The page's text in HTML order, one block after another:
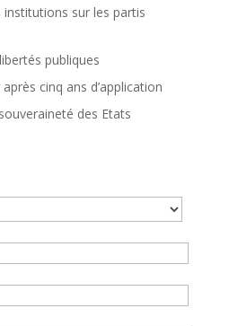
institutions sur les partis
publiques
cinq ans d’application
des Etats